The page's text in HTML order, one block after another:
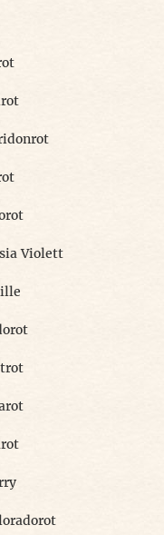
Violett